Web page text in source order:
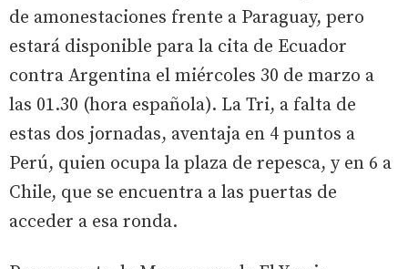
de amonestaciones frente a Paraguay, pero
estará disponible para la cita de Ecuador
contra Argentina el miércoles 30 de marzo a
las 01.30 (hora española). La Tri, a falta de
estas dos jornadas, aventaja en 4 puntos a
Perú, quien ocupa la plaza de repesca, y en 6 a
Chile, que se encuentra a las puertas de
acceder a esa ronda.